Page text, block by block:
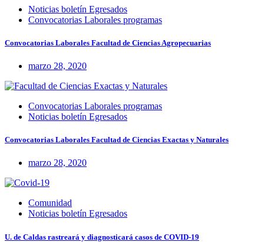
Noticias boletín Egresados
Convocatorias Laborales programas
Convocatorias Laborales Facultad de Ciencias Agropecuarias
marzo 28, 2020
Convocatorias Laborales programas
Noticias boletín Egresados
Convocatorias Laborales Facultad de Ciencias Exactas y Naturales
marzo 28, 2020
Comunidad
Noticias boletín Egresados
U. de Caldas rastreará y diagnosticará casos de COVID-19